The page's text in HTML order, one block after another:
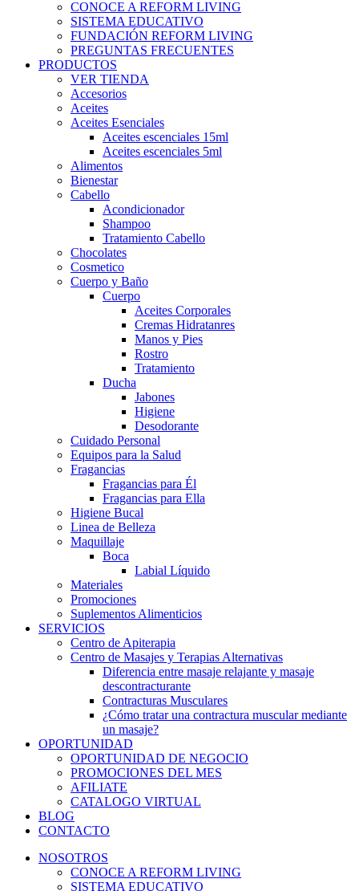
CONOCE A REFORM LIVING
SISTEMA EDUCATIVO
FUNDACIÓN REFORM LIVING
PREGUNTAS FRECUENTES
PRODUCTOS
VER TIENDA
Accesorios
Aceites
Aceites Esenciales
Aceites escenciales 15ml
Aceites escenciales 5ml
Alimentos
Bienestar
Cabello
Acondicionador
Shampoo
Tratamiento Cabello
Chocolates
Cosmetico
Cuerpo y Baño
Cuerpo
Aceites Corporales
Cremas Hidratanres
Manos y Pies
Rostro
Tratamiento
Ducha
Jabones
Higiene
Desodorante
Cuidado Personal
Equipos para la Salud
Fragancias
Fragancias para Él
Fragancias para Ella
Higiene Bucal
Linea de Belleza
Maquillaje
Boca
Labial Líquido
Materiales
Promociones
Suplementos Alimenticios
SERVICIOS
Centro de Apiterapia
Centro de Masajes y Terapias Alternativas
Diferencia entre masaje relajante y masaje
descontracturante
Contracturas Musculares
¿Cómo tratar una contractura muscular mediante
un masaje?
OPORTUNIDAD
OPORTUNIDAD DE NEGOCIO
PROMOCIONES DEL MES
AFILIATE
CATALOGO VIRTUAL
BLOG
CONTACTO
NOSOTROS
CONOCE A REFORM LIVING
SISTEMA EDUCATIVO